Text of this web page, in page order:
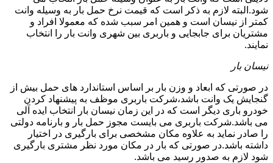
شود.البته لازم به ذکر است که قیمت نرخ حمل بار به وسیله وانت
کمتر از نیسان است و همین امر سبب شده که معمولا افراد و
مشتریان برای جابجایی و باربری بین شهری وانت بار را انتخاب
نمایند.
نیسان بار
در صورتی که ابعاد و وزن بار بر اساس استاندارد های حمل بیش از
گنجایش یک وانت باشد،شرکت باربری موظف به پیشنهاد کردن
خودرو باری دیگر است که در این زمان نیسان بار انتخاب ایده آلی
می باشد.شرکت باربری می بایست مجوز حمل بار و بارنامه دولتی
را صادر نماید به علاوه مکان مشخصی برای بارگیری در اختیار
داشته باشد.در صورتی که بار در مکان مورد نظر مشتری بارگیری
شود لازم به صدور رسید می باشد.